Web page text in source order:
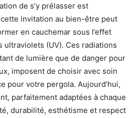
de s’y prélasser est
invitation au bien-être peut
en cauchemar sous l’effet
ultraviolets (UV). Ces radiations
de lumière que de danger pour
imposent de choisir avec soin
pour votre pergola. Aujourd’hui,
parfaitement adaptées à chaque
durabilité, esthétisme et respect